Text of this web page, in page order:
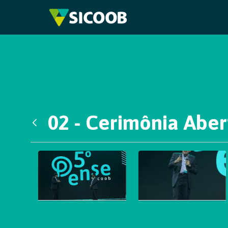
Pular para o Conteúdo principal
02 - Cerimônia
Galeria de Mídias